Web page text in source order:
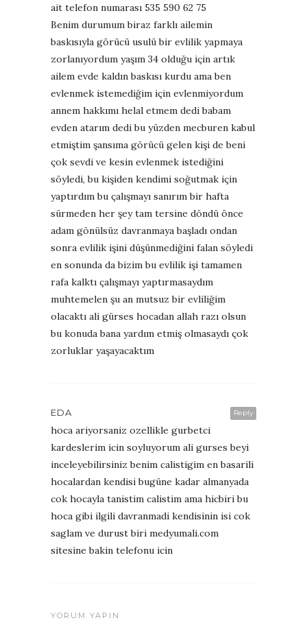
ait telefon numarası 535 590 62 75
Benim durumum biraz farklı ailemin
baskısıyla görücü usulü bir evlilik yapmaya
zorlanıyordum yaşım 34 olduğu için artık
ailem evde kaldın baskısı kurdu ama ben
evlenmek istemediğim için evlenmiyordum
annem hakkımı helal etmem dedi babam
evden atarım dedi bu yüzden mecburen kabul
etmiştim şansıma görücü gelen kişi de beni
çok sevdi ve kesin evlenmek istediğini
söyledi, bu kişiden kendimi soğutmak için
yaptırdım bu çalışmayı sanırım bir hafta
sürmeden her şey tam tersine döndü önce
adam gönülsüz davranmaya başladı ondan
sonra evlilik işini düşünmediğini falan söyledi
en sonunda da bizim bu evlilik işi tamamen
rafa kalktı çalışmayı yaptırmasaydım
muhtemelen şu an mutsuz bir evliliğim
olacaktı ali gürses hocadan allah razı olsun
bu konuda bana yardım etmiş olmasaydı çok
zorluklar yaşayacaktım
Reply
EDA
hoca ariyorsaniz ozellikle gurbetci
kardeslerim icin soyluyorum ali gurses beyi
inceleyebilirsiniz benim calistigim en basarili
hocalardan kendisi bugüne kadar almanyada
cok hocayla tanistim calistim ama hicbiri bu
hoca gibi ilgili davranmadi kendisinin isi cok
saglam ve durust biri medyumali.com
sitesine bakin telefonu icin
YORUM YAPIN